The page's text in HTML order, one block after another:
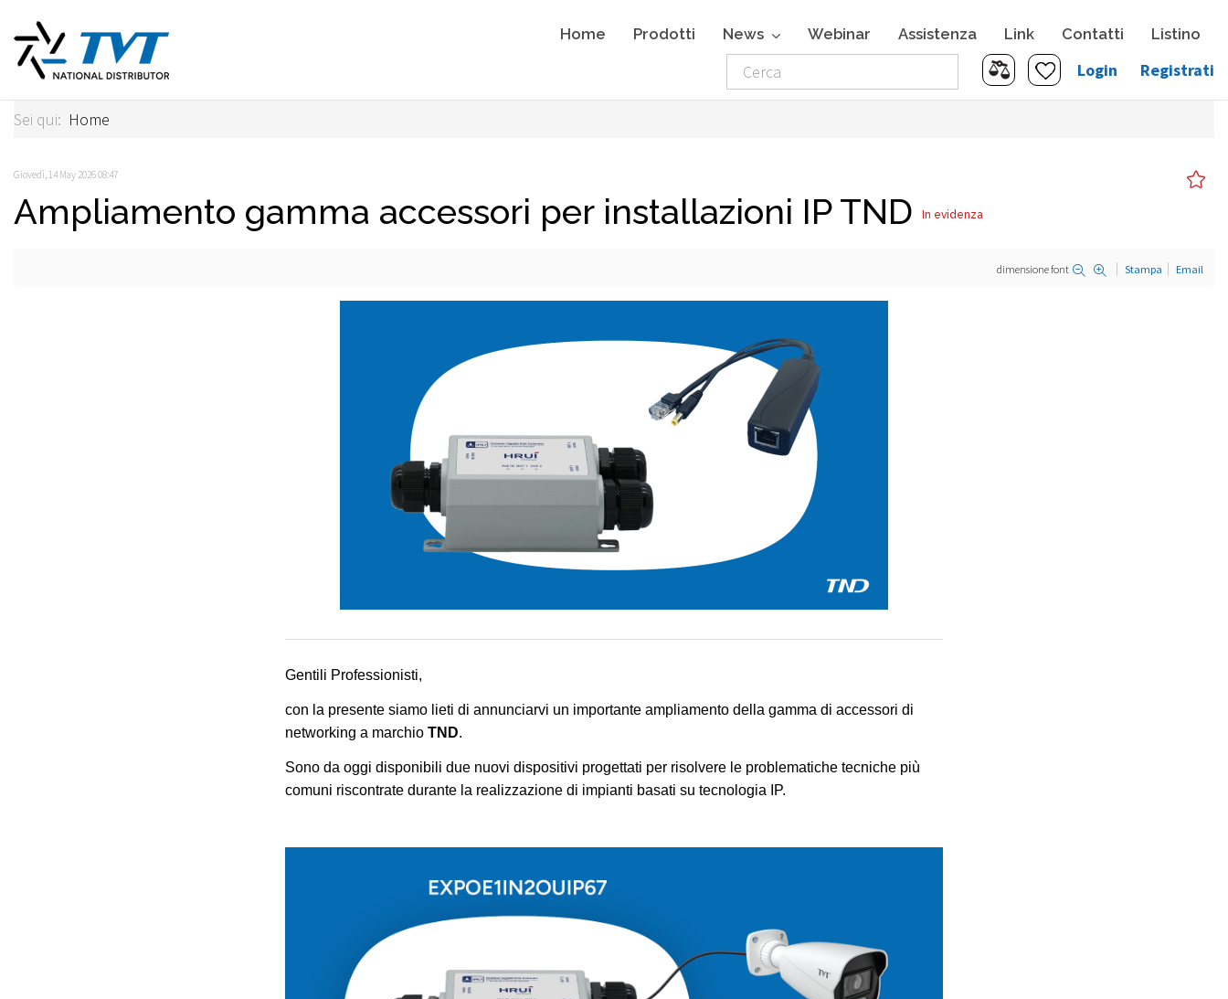
Home Prodotti News Webinar Assistenza Link Contatti Listino
Registrati
Login
Sei qui: Home
Giovedì, 14 May 2026 08:47
Ampliamento gamma accessori per installazioni IP TND In evidenza
dimensione font Stampa Email
Gentili Professionisti,
con la presente siamo lieti di annunciarvi un importante ampliamento della gamma di accessori di
networking a marchio TND.
Sono da oggi disponibili due nuovi dispositivi progettati per risolvere le problematiche tecniche più
comuni riscontrate durante la realizzazione di impianti basati su tecnologia IP.